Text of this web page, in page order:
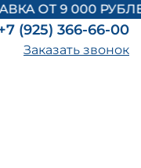
ОТ 9 000
(925) 366-66-00
Заказать звонок